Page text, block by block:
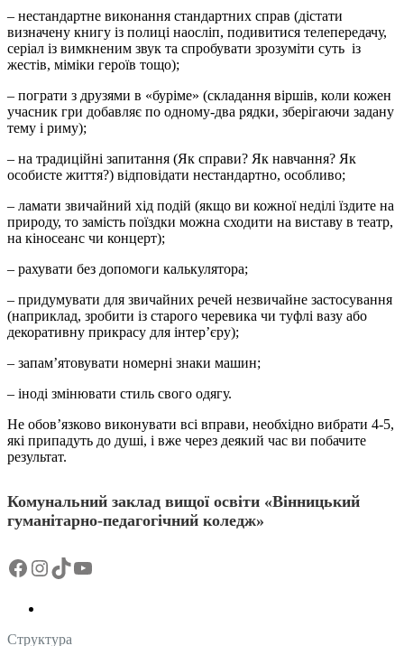
– нестандартне виконання стандартних справ (дістати
визначену книгу із полиці наосліп, подивитися телепередачу,
серіал із вимкненим звук та спробувати зрозуміти суть із
жестів, міміки героїв тощо);
– пограти з друзями в «буріме» (складання віршів, коли кожен
учасник гри добавляє по одному-два рядки, зберігаючи задану
тему і риму);
– на традиційні запитання (Як справи? Як навчання? Як
особисте життя?) відповідати нестандартно, особливо;
– ламати звичайний хід подій (якщо ви кожної неділі їздите на
природу, то замість поїздки можна сходити на виставу в театр,
на кіносеанс чи концерт);
– рахувати без допомоги калькулятора;
– придумувати для звичайних речей незвичайне застосування
(наприклад, зробити із старого черевика чи туфлі вазу або
декоративну прикрасу для інтер’єру);
– запам’ятовувати номерні знаки машин;
– іноді змінювати стиль свого одягу.
Не обов’язково виконувати всі вправи, необхідно вибрати 4-5,
які припадуть до душі, і вже через деякий час ви побачите
результат.
Комунальний заклад вищої освіти «Вінницький
гуманітарно-педагогічний коледж»
Facebook
Instagram
TikTok
YouTube
Структура